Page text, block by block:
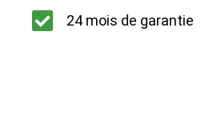
24 mois de garantie